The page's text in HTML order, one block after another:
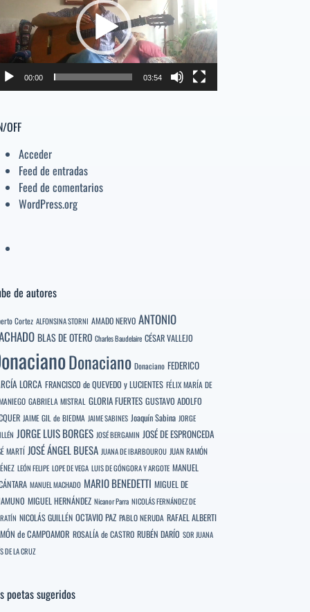
volumen.
00:00 03:54
OFF
Acceder
Feed de entradas
Feed de comentarios
WordPress.org
de autores
Cortez ALFONSINA STORNI AMADO NERVO ANTONIO
BLAS DE OTERO Charles Baudelaire CÉSAR VALLEJO
Donaciano Donaciano FEDERICO
LORCA FRANCISCO de QUEVEDO y LUCIENTES FÉLIX MARÍA DE
GABRIELA MISTRAL GLORIA FUERTES GUSTAVO ADOLFO
JAIME GIL de BIEDMA JAIME SABINES Joaquín Sabina JORGE
JORGE LUIS BORGES JOSÉ BERGAMIN JOSÉ DE ESPRONCEDA
MARTÍ JOSÉ ÁNGEL BUESA JUANA DE IBARBOUROU JUAN RAMÓN
LEÓN FELIPE LOPE DE VEGA LUIS DE GÓNGORA Y ARGOTE MANUEL
MANUEL MACHADO MARIO BENEDETTI MIGUEL DE
MIGUEL HERNÁNDEZ Nicanor Parra NICOLÁS FERNÁNDEZ DE
NICOLÁS GUILLÉN OCTAVIO PAZ PABLO NERUDA RAFAEL ALBERTI
de CAMPOAMOR ROSALÍA de CASTRO RUBÉN DARÍO SOR JUANA
DE LA CRUZ
poetas sugeridos